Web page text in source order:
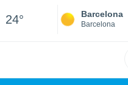
24° Barcelona
Barcelona